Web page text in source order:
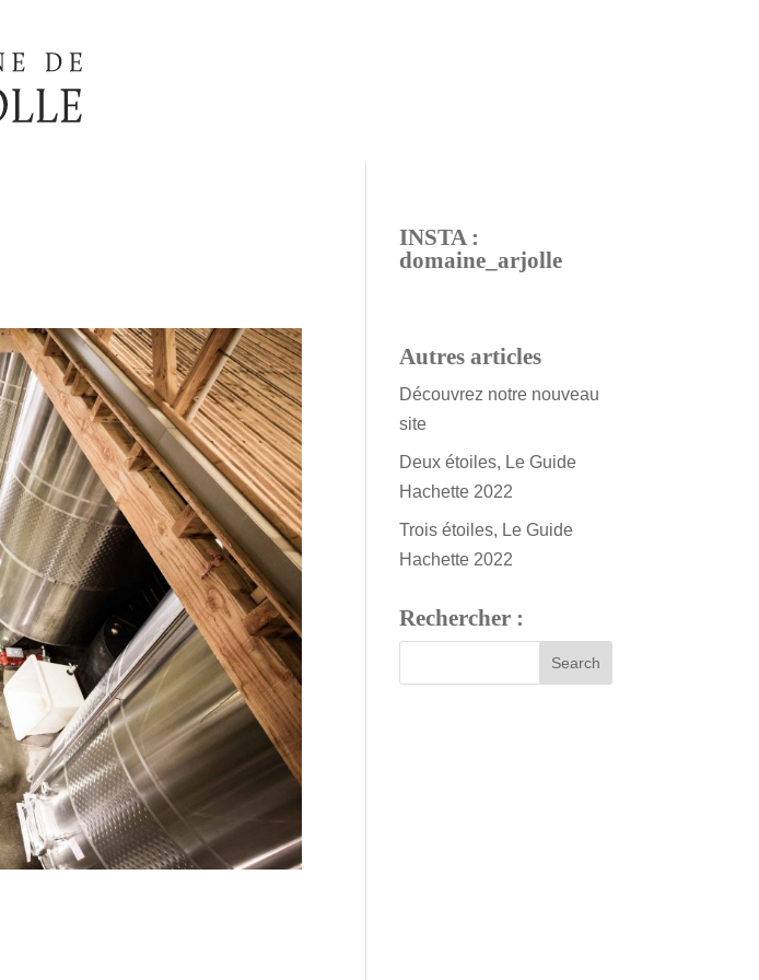
INSTA :
domaine_arjolle
Autres articles
Découvrez notre nouveau
site
Deux étoiles, Le Guide
Hachette 2022
Trois étoiles, Le Guide
Hachette 2022
Rechercher :